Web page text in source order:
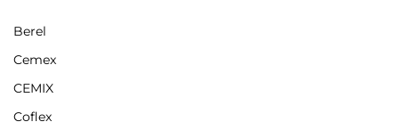
Berel
Cemex
CEMIX
Coflex